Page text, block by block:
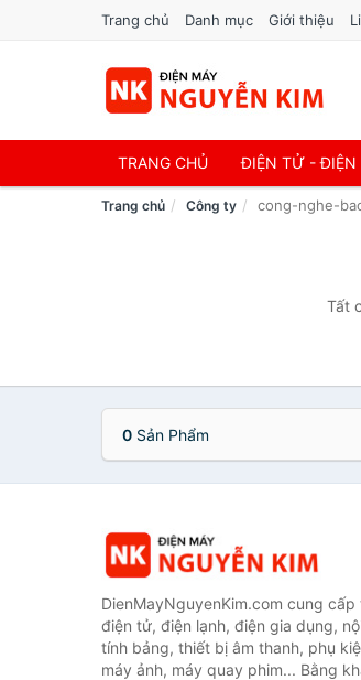
Trang chủ Danh mục Giới thiệu
TRANG CHỦ ĐIỆN TỬ - ĐIỆN
Trang chủ Công ty cong-nghe-
Tất
0 Sản Phẩm
DienMayNguyenKim.com cung
điện tử, điện lạnh, điện gia dụng,
tính bảng, thiết bị âm thanh, phụ
máy ảnh, máy quay phim... Bằng